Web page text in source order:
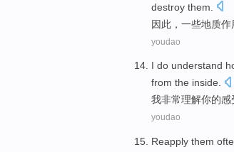
destroy them.
因此 ， 一些地质作
youdao
I do understand
from the inside.
我非常理解你的感
youdao
Reapply them